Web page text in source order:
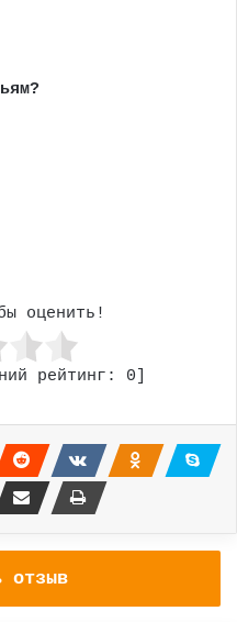
оценить!
рейтинг: 0
отзыв